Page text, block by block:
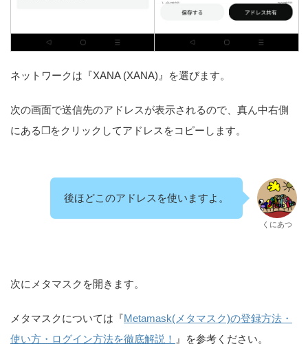
ネットワークは『XANA (XANA)』を選びます。
次の画面で送信先のアドレスが表示されるので、真ん中右側
にある❐をクリックしてアドレスをコピーします。
後ほどこのアドレスを使いますよ。
くにあつ
次にメタマスクを開きます。
メタマスクについては『Metamask(メタマスク)の登録方法・
使い方・ログイン方法を徹底解説！ 』を参考ください。